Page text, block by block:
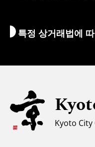
환전/세금
유니버설 관광
무슬림을 위한 정보
날씨와 옷차림
특정 상거래법에
Kyoto